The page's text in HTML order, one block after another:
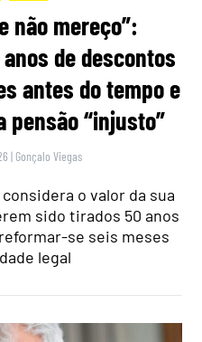
não mereço”:
de descontos
antes do tempo e
pensão “injusto”
| Gonçalo Viegas
o valor da sua
sido tirados 50 anos
se seis meses
legal